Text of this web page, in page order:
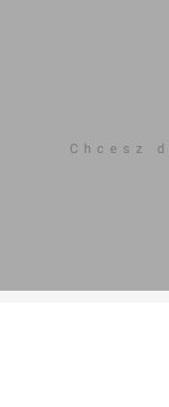
Chcesz